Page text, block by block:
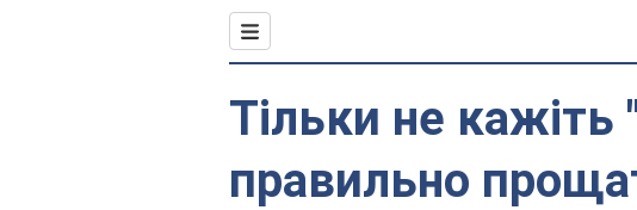
Тільки не кажіть
правильно